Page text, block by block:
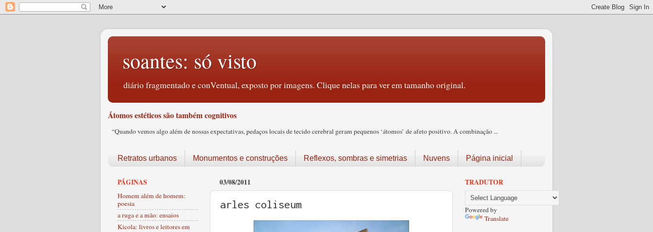
soantes: só visto
diário fragmentado e conVentual, exposto por imagens. Clique nelas para ver em tamanho original.
Átomos estéticos são também cognitivos
“Quando vemos algo além de nossas expectativas, pedaços locais de tecido cerebral geram pequenos ‘átomos’ de afeto positivo. A combinação ...
Retratos urbanos Monumentos e construções Reflexos, sombras e simetrias Nuvens Página inicial
03/08/2011
arles coliseum
PÁGINAS
Homem além de homem:
poesia
a ruga e a mão: ensaios
Kicola: livros e leitores em
TRADUTOR
Powered by
Translate